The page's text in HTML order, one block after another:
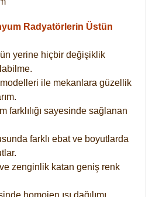
Radyatörlerin Üstün
yerine hiçbir değişiklik
ile mekanlara güzellik
farklılığı sayesinde sağlanan
farklı ebat ve boyutlarda
zenginlik katan geniş renk
homojen ısı dağılımı